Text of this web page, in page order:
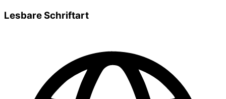
Lesbare Schriftart